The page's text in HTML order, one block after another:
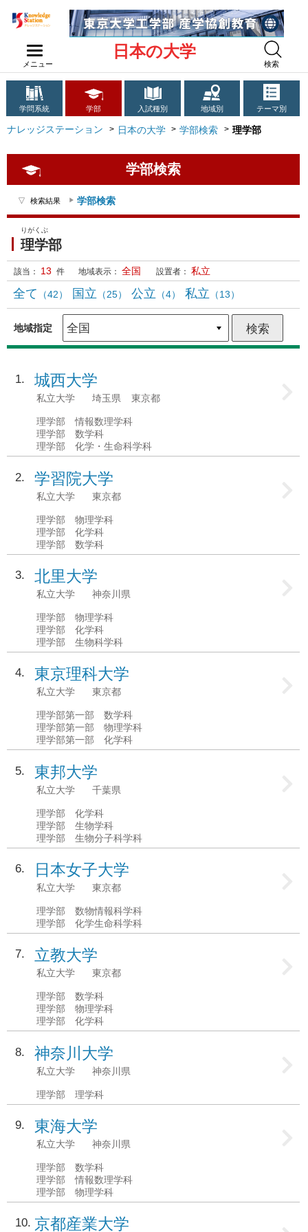
メニュー
日本の大学
検索
学問系統 学部 入試種別 地域別 テーマ別
ナレッジステーション 日本の大学 学部検索 理学部
学部検索
検索結果 学部検索
りがくぶ
理学部
該当： 13 件 地域表示： 全国 設置者： 私立
全て （42） 国立 （25） 公立 （4） 私立 （13）
地域指定
1 城西大学
私立大学 埼玉県 東京都
理学部 情報数理学科
理学部 数学科
理学部 化学・生命科学科
2 学習院大学
私立大学 東京都
理学部 物理学科
理学部 化学科
理学部 数学科
3 北里大学
私立大学 神奈川県
理学部 物理学科
理学部 化学科
理学部 生物科学科
4 東京理科大学
私立大学 東京都
理学部第一部 数学科
理学部第一部 物理学科
理学部第一部 化学科
5 東邦大学
私立大学 千葉県
理学部 化学科
理学部 生物学科
理学部 生物分子科学科
6 日本女子大学
私立大学 東京都
理学部 数物情報科学科
理学部 化学生命科学科
7 立教大学
私立大学 東京都
理学部 数学科
理学部 物理学科
理学部 化学科
8 神奈川大学
私立大学 神奈川県
理学部 理学科
9 東海大学
私立大学 神奈川県
理学部 数学科
理学部 情報数理学科
理学部 物理学科
10 京都産業大学